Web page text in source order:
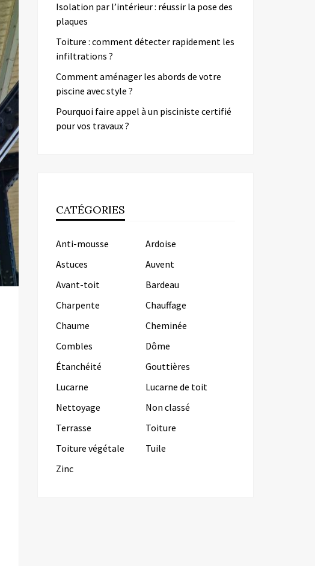
Isolation par l’intérieur : réussir la pose des
plaques
Toiture : comment détecter rapidement les
infiltrations ?
Comment aménager les abords de votre
piscine avec style ?
Pourquoi faire appel à un pisciniste certifié
pour vos travaux ?
CATÉGORIES
Anti-mousse
Ardoise
Astuces
Auvent
Avant-toit
Bardeau
Charpente
Chauffage
Chaume
Cheminée
Combles
Dôme
Étanchéité
Gouttières
Lucarne
Lucarne de toit
Nettoyage
Non classé
Terrasse
Toiture
Toiture végétale
Tuile
Zinc